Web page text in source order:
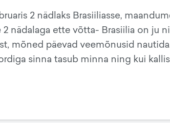
2 nädlaks Brasiiliasse,
nädalaga ette võtta- Brasiilia on ju
mõned päevad veemõnusid
sinna tasub minna ning kui